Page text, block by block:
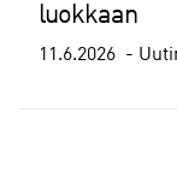
luokkaan
11.6.2026